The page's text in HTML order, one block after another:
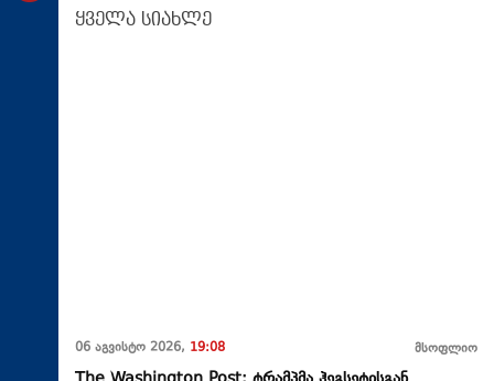
ყველა სიახლე
06 აგვისტო 2026, 19:08 მსოფლიო